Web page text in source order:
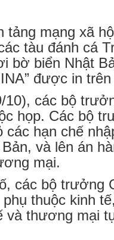
tảng mạng xã
tàu đánh cá
bờ biển Nhật
được in
10), các bộ
họp. Các bộ
hạn chế
và lên án
mại.
các bộ trưởng
thuộc kinh
và thương mại